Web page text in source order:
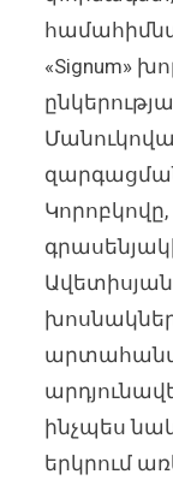
«Signum»
ինչպես
երկրում